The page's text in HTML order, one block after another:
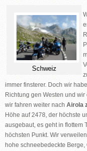
Schweiz
immer finsterer. Doch wir
Richtung gen Westen und
wir fahren weiter nach Airola
Höhe auf 2478, der höchste
ausgebaut, es geht in flottem
höchsten Punkt. Wir
hohe schneebedeckte